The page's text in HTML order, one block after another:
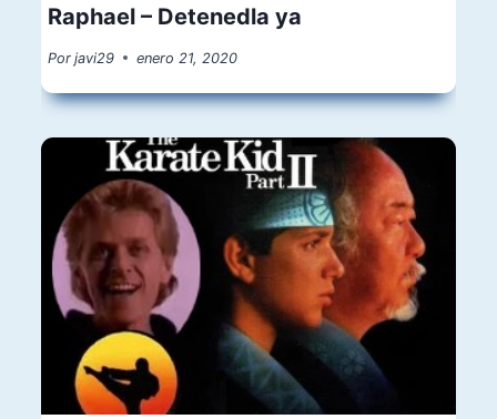
Raphael – Detenedla ya
Por javi29 enero 21, 2020